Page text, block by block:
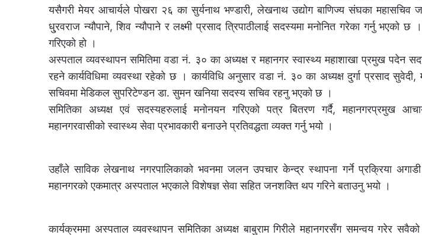
यसैगरी मेयर आचार्यले पोखरा २६ का सुर्यनाथ भण्डारी, लेखनाथ उद्योग बाणिज्य संघका महासचिव
धु्रवराज न्यौपाने, शिव न्यौपाने र लक्ष्मी प्रसाद त्रिपाठीलाई सदस्यमा मनोनित गरेका गर्नु भएको छ
गरिएको हो ।
अस्पताल व्यवस्थापन समितिमा वडा नं. ३० का अध्यक्ष र महानगर स्वास्थ्य महाशाखा प्रमुख पदेन
रहने कार्यविधिमा व्यवस्था रहेको छ । कार्यविधि अनुसार वडा नं. ३० का अध्यक्ष दुर्गा प्रसाद
सचिवमा मेडिकल सुपरिटेण्डन डा. सुमन खनिया सदस्य सचिव रहनु भएको छ ।
समितिका अध्यक्ष एवं सदस्यहरुलाई मनोनयन गरिएको पत्र बितरण गर्दै, महानगरप्रमुख
महानगरवासीको स्वास्थ्य सेवा प्रभावकारी बनाउने प्रतिवद्धता व्यक्त गर्नु भयो ।
उहाँले साविक लेखनाथ नगरपालिकाको भवनमा जलन उपचार केन्द्र स्थापना गर्ने प्रक्रिया
महानगरको एकमात्र अस्पताल भएकाले विशेषज्ञ सेवा सहित जनशक्ति थप गरिने बताउनु भयो ।
कार्यक्रममा अस्पताल व्यवस्थापन समितिका अध्यक्ष बाबुराम गिरीले महानगरसँग समन्वय गरेर